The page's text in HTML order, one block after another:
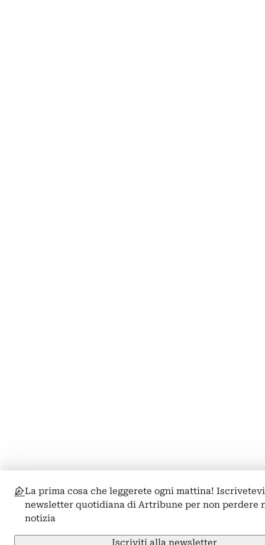
La prima cosa che leggerete ogni mattina!
newsletter quotidiana di Artribune per non perdere
notizia
Iscriviti alla newsletter